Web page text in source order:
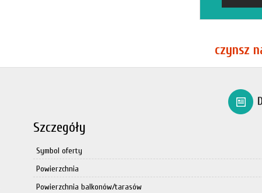
czynsz
Szczegóły
Symbol oferty
Powierzchnia
Powierzchnia balkonów/tarasów